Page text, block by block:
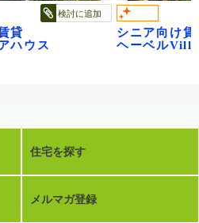
浦和領家ヴェルデ
検討に追加
貸
ハウス
シニア向け賃
ヘーベル
住宅を探す
メルマガ登録